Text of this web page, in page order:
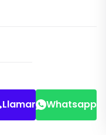
Llamar Whatsapp